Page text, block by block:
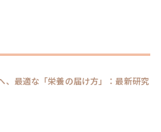
、最適な「栄養の届け方」：最新研究